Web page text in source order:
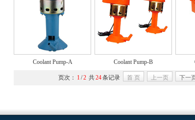
Coolant Pump-A Coolant Pump-B
页次： 1 /2 共24条记录 首 页 上一页 下一